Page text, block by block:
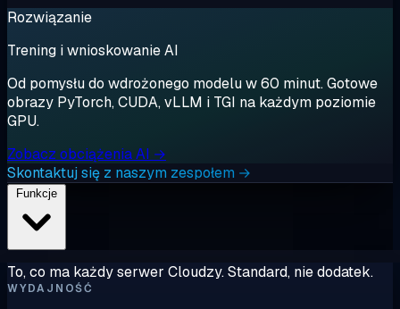
Rozwiązanie
Trening i wnioskowanie AI
Od pomysłu do wdrożonego modelu w 60 minut. Gotowe
obrazy PyTorch, CUDA, vLLM i TGI na każdym poziomie
GPU.
Zobacz obciążenia AI →
Skontaktuj się z naszym zespołem →
To, co ma każdy serwer Cloudzy. Standard, nie dodatek.
WYDAJNOŚĆ